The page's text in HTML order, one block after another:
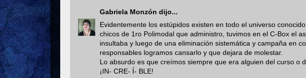
Gabriela Monzón dijo...
Evidentemente los estúpidos existen en todo el universo
chicos de 1ro Polimodal que administro, tuvimos en el C-Box el
insultaba y luego de una eliminación sistemática y campaña en
responsables logramos cansarlo y que dejara de molestar.
Lo absurdo es que creímos siempre que era alguien del curso o
¡IN- CRE- Í- BLE!